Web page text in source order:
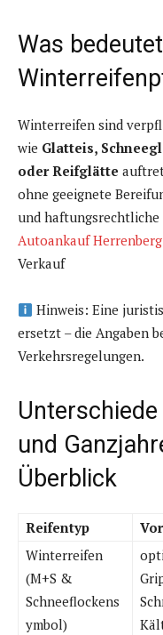
Was
Winterreifen sind
wie Glatteis,
oder Reifglätte
ohne geeignete
und
Autoankauf Herrenberg
Verkauf
Hinweis: Eine
ersetzt – die Angaben
Verkehrsregelungen.
und
Überblick
Reifentyp
Winterreifen
(M+S &
Schneeflockens
ymbol)